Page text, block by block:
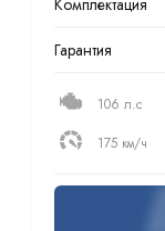
Комплектация
Гарантия
106 л.с
175 км/ч